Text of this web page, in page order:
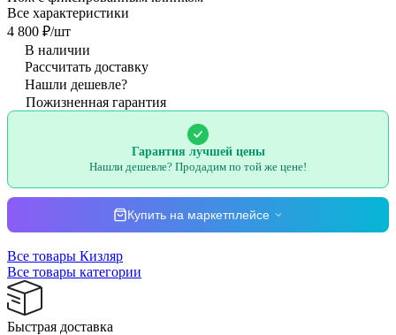
Все характеристики
4 800 ₽/шт
В наличии
Рассчитать доставку
Нашли дешевле?
Пожизненная гарантия
Гарантия лучшей цены
Нашли дешевле? Продадим по той же цене!
Купить на маркетплейсе
Все товары Кизляр
Все товары категории
Быстрая доставка